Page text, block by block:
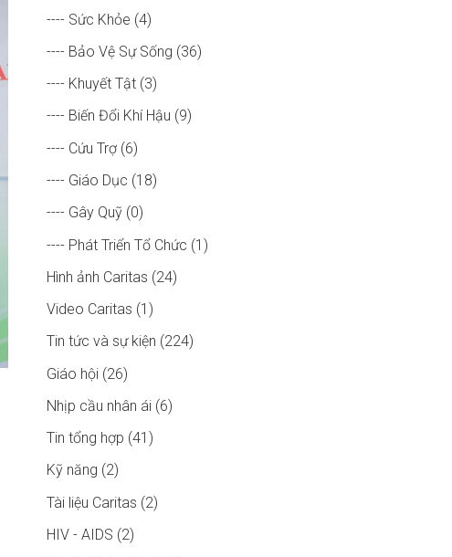
---- Sức Khỏe (4)
---- Bảo Vệ Sự Sống (36)
---- Khuyết Tật (3)
---- Biến Đổi Khí Hậu (9)
---- Cứu Trợ (6)
---- Giáo Dục (18)
---- Gây Quỹ (0)
---- Phát Triển Tổ Chức (1)
Hình ảnh Caritas (24)
Video Caritas (1)
Tin tức và sự kiện (224)
Giáo hội (26)
Nhịp cầu nhân ái (6)
Tin tổng hợp (41)
Kỹ năng (2)
Tài liệu Caritas (2)
HIV - AIDS (2)